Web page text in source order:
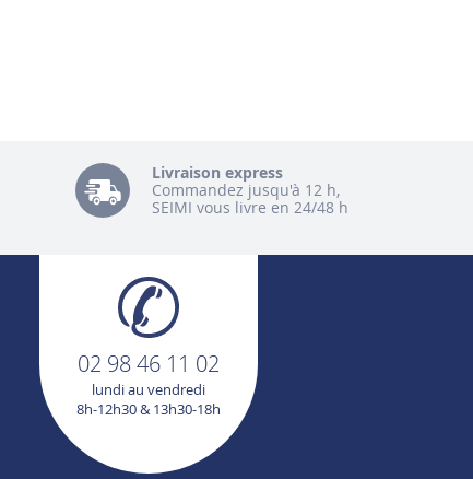
Livraison express
Commandez jusqu'à 12 h,
SEIMI vous livre en 24/48 h
02 98 46 11 02
lundi au vendredi
8h-12h30 & 13h30-18h